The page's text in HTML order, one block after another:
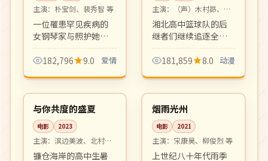
主演： 朴宝剑、裴秀智 等
一位罹患罕见疾病的
女钢琴家与照护她整
整一年的陪护师之间
的诗意爱情。剧本细
诗一般动人。
182,796 9.0 爱情
主演：
（声）木村昴、神
谷浩史 等
湘北高中篮球队的后
继者们继续追逐全国
大赛梦想。承袭经典
作品热血气质、画面
作。
181,859 8.0 动漫
日本
院线 99:18
与你共度的盛夏
电影 2023
主演： 滨边美波、北村匠
海 等
镰仓海岸的高中生暑
韩国
高分 99:06
烟雨光州
电影 2021
主演： 宋康昊、柳俊烈 等
上世纪八十年代雨季